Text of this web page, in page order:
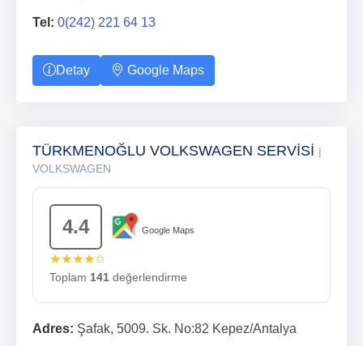
Tel: 0(242) 221 64 13
Detay Google Maps
TÜRKMENOĞLU VOLKSWAGEN SERVİSİ |
VOLKSWAGEN
4.4 Google Maps
★★★★✩
Toplam 141 değerlendirme
Adres: Şafak, 5009. Sk. No:82 Kepez/Antalya